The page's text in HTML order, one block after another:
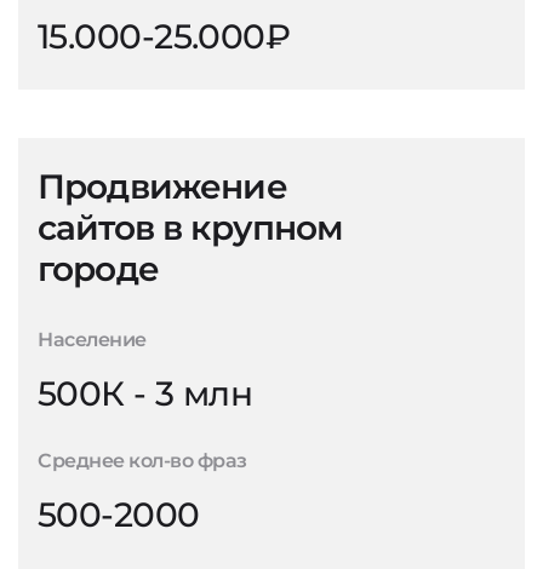
15.000-25.000₽
Продвижение
сайтов в крупном
городе
Население
500К - 3 млн
Среднее кол-во фраз
500-2000